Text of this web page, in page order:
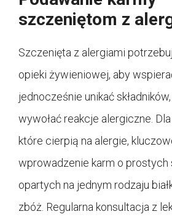
szczeniętom z
Szczenięta z alergiami
opieki żywieniowej, aby
jednocześnie unikać
wywołać reakcje alergiczne.
które cierpią na alergie,
wprowadzenie karm o prostych
opartych na jednym rodzaju
zbóż. Regularna konsultacja z